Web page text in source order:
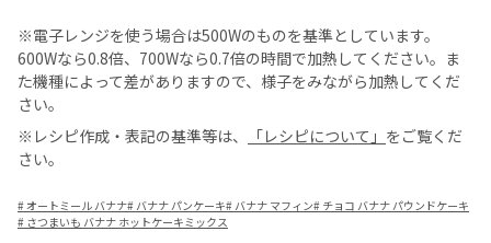
※電子レンジを使う場合は500Wのものを基準としています。
600Wなら0.8倍、700Wなら0.7倍の時間で加熱してください。ま
た機種によって差がありますので、様子をみながら加熱してくだ
さい。
※レシピ作成・表記の基準等は、
「レシピについて」 をご覧くだ
さい。
#オートミール バナナ# バナナ パンケーキ# バナナ マフィン# チョコ バナナ パウンドケーキ
# さつまいも バナナ ホットケーキミックス